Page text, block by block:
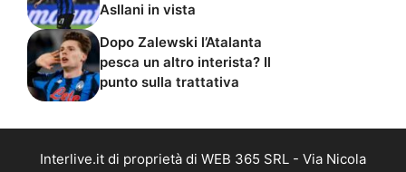
Asllani in vista
Dopo Zalewski l’Atalanta
pesca un altro interista? Il
punto sulla trattativa
Interlive.it di proprietà di WEB 365 SRL - Via Nicola